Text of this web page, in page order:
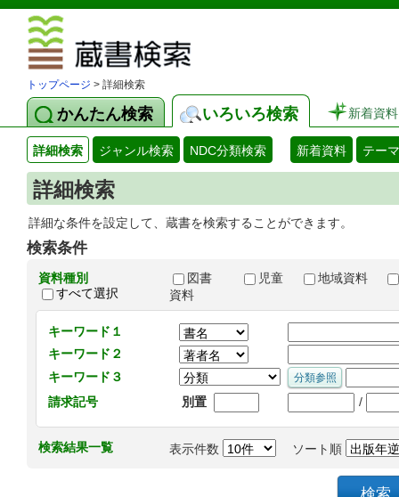
トップページ > 詳細検索
かんたん検索 いろいろ検索 新着資料
詳細検索 ジャンル検索 NDC分類検索 新着資料 テー
詳細検索
詳細な条件を設定して、蔵書を検索することができます。
検索条件
資料種別
すべて選択
図書 児童
地域資料
資料
キーワード１
キーワード２
キーワード３
請求記号
別置 /
検索結果一覧 表示件数 ソート順